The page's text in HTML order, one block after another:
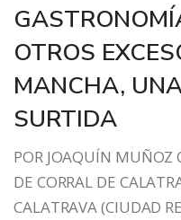
OTROS
MANCHA,
SURTIDA
POR JOAQUÍN MUÑOZ
DE CORRAL DE
CALATRAVA (CIUDAD